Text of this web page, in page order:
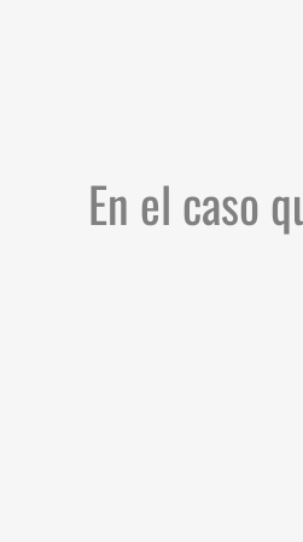
En el caso